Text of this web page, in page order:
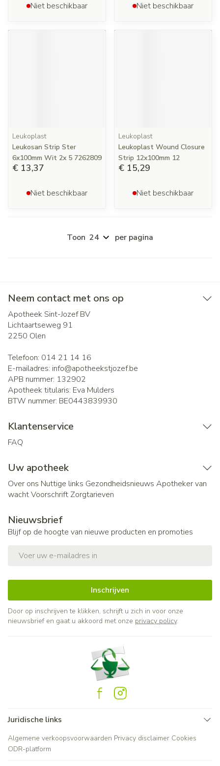
Niet beschikbaar Niet beschikbaar
Leukoplast
Leukosan Strip Ster
6x100mm Wit 2x 5 7262809
€ 13,37
Niet beschikbaar
Leukoplast
Leukoplast Wound Closure
Strip 12x100mm 12
€ 15,29
Niet beschikbaar
Toon per pagina
Neem contact met ons op
Apotheek Sint-Jozef BV
Lichtaartseweg 91
2250 Olen
Telefoon: 014 21 14 16
E-mailadres: info@apotheekstjozef.be
APB nummer: 132902
Apotheek titularis: Eva Mulders
BTW nummer: BE0443839930
Klantenservice
FAQ
Uw apotheek
Over ons Nuttige links Gezondheidsnieuws Apotheker van
wachtVoorschrift Zorgtarieven
Nieuwsbrief
Blijf op de hoogte van nieuwe producten en promoties
Inschrijven
Door op inschrijven te klikken, schrijft u zich in voor onze
nieuwsbrief en gaat u akkoord met onze privacy policy.
Juridische links
Algemene verkoopsvoorwaarden Privacy disclaimer Cookies
ODR-platform